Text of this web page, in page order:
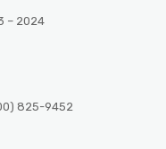
– 2024
825-9452